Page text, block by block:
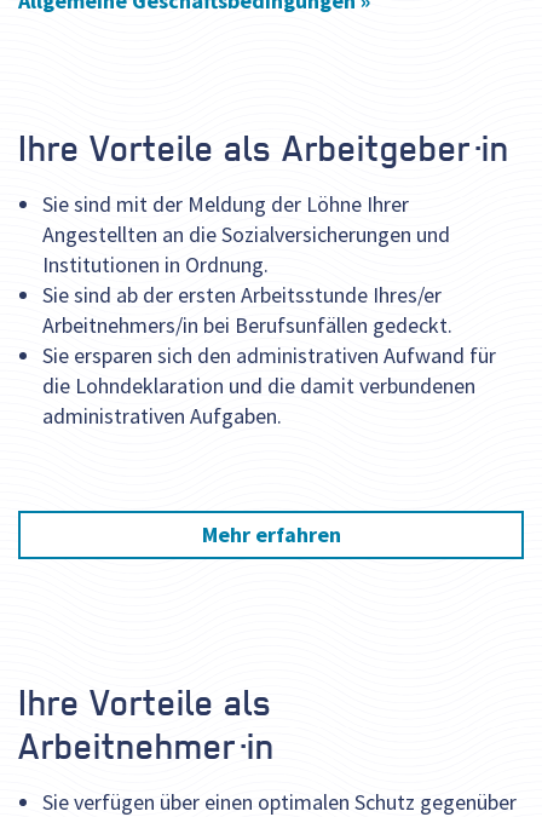
Ihre Vorteile als Arbeitgeber·in
Sie sind mit der Meldung der Löhne Ihrer
Angestellten an die Sozialversicherungen und
Institutionen in Ordnung.
Sie sind ab der ersten Arbeitsstunde Ihres/er
Arbeitnehmers/in bei Berufsunfällen gedeckt.
Sie ersparen sich den administrativen Aufwand für
die Lohndeklaration und die damit verbundenen
administrativen Aufgaben.
Mehr erfahren
Ihre Vorteile als
Arbeitnehmer·in
Sie verfügen über einen optimalen Schutz gegenüber